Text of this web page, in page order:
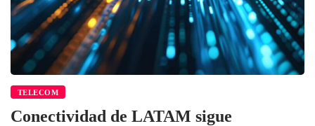
TELECOM
Conectividad de LATAM sigue